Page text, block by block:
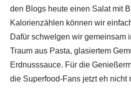
den Blogs heute einen Salat mit
Kalorienzählen können wir
Dafür schwelgen wir gemeinsam
Traum aus Pasta, glasiertem
Erdnusssauce. Für die
die Superfood-Fans jetzt eh nicht